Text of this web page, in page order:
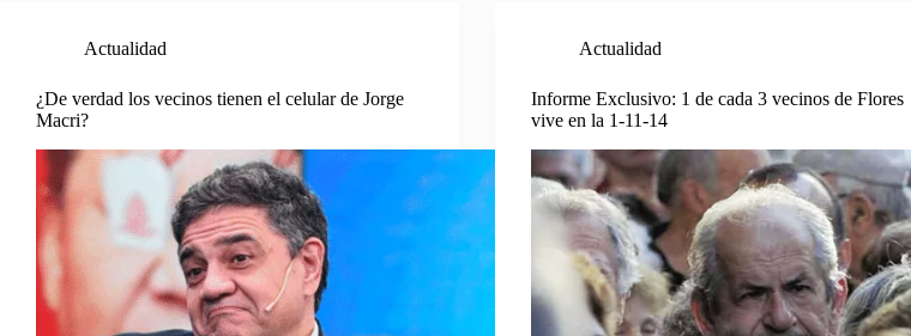
Actualidad
¿De verdad los vecinos tienen el celular de Jorge
Macri?
Actualidad
Informe Exclusivo: 1 de cada 3 vecinos de Flores
vive en la 1-11-14